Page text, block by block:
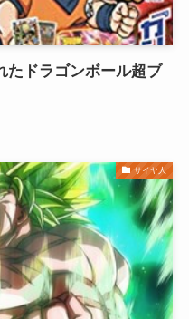
ドラゴンボール超ブ
サイヤ人